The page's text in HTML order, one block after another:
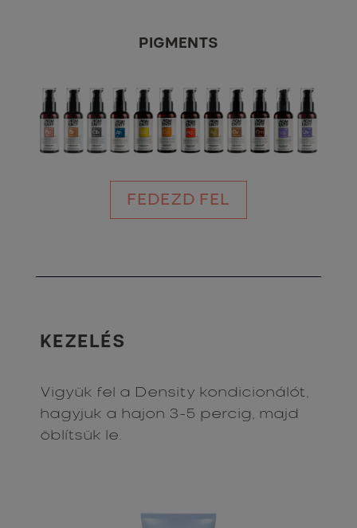
PIGMENTS
FEDEZD FEL
KEZELÉS
Vigyük fel a Density kondicionálót,
hagyjuk a hajon 3-5 percig, majd
öblítsük le.